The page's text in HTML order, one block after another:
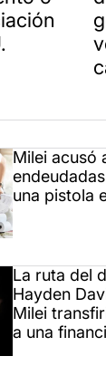
Milei acusó
una pistola
La ruta del
Hayden
Milei
a una